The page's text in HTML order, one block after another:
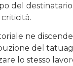
del
ne
del
lo stesso